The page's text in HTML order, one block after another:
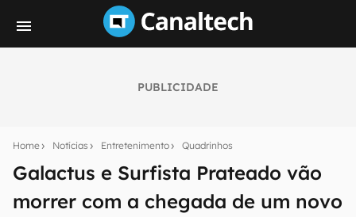
PUBLICIDADE
Home Notícias Entretenimento Quadrinhos
Galactus e Surfista Prateado vão
morrer com a chegada de um novo
notícias e reviews sobre tecnologia em primeira
mão.
E-mail